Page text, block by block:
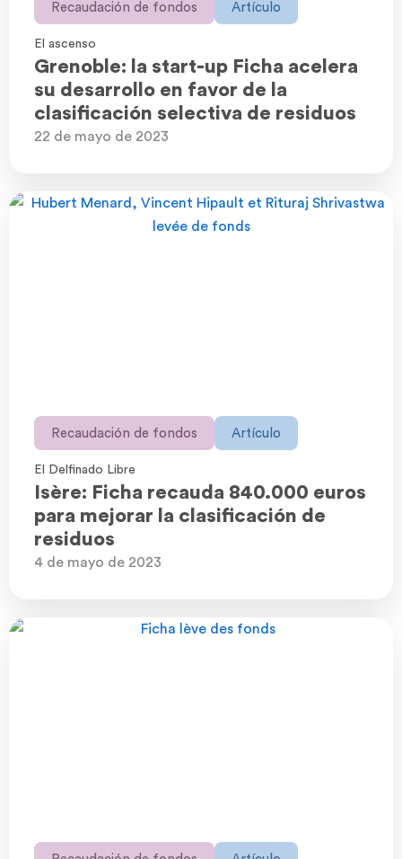
Recaudación de fondos Artículo
El ascenso
Grenoble: la start-up Ficha acelera
su desarrollo en favor de la
clasificación selectiva de residuos
22 de mayo de 2023
Recaudación de fondos Artículo
El Delfinado Libre
Isère: Ficha recauda 840.000 euros
para mejorar la clasificación de
residuos
4 de mayo de 2023